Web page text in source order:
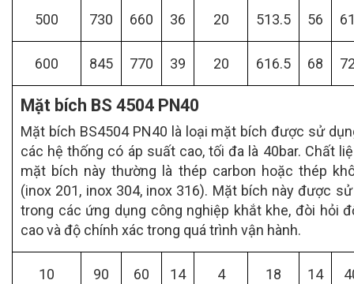
500 730 660 36 20 513.5 56
600 845 770 39 20 616.5 68
Mặt bích BS 4504 PN40
Mặt bích BS4504 PN40 là loại mặt bích được sử
các hệ thống có áp suất cao, tối đa là 40bar. Chất
mặt bích này thường là thép carbon hoặc thép
(inox 201, inox 304, inox 316). Mặt bích này được
trong các ứng dụng công nghiệp khắt khe, đòi hỏi
cao và độ chính xác trong quá trình vận hành.
10 90 60 14 4 18 14